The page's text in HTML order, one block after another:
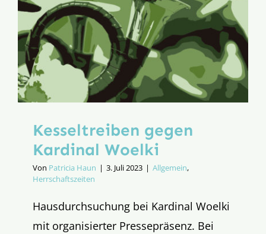
Kesseltreiben gegen
Kardinal Woelki
Von Patricia Haun | 3. Juli 2023 | Allgemein,
Herrschaftszeiten
Hausdurchsuchung bei Kardinal Woelki
mit organisierter Pressepräsenz. Bei